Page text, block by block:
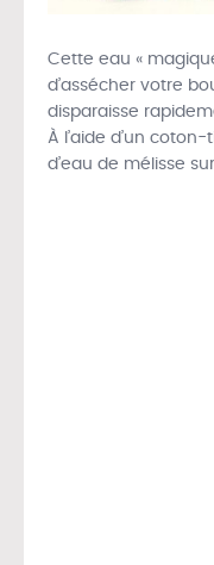
Cette eau «
d’assécher votre
disparaisse
À l’aide d’un
d’eau de mélisse